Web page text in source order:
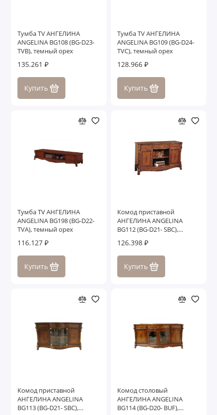
Тумба TV АНГЕЛИНА
ANGELINA BG108 (BG-D23-
TVB), темный орех
135.261 ₽
Купить
Тумба TV АНГЕЛИНА
ANGELINA BG109 (BG-D24-
TVC), темный орех
128.966 ₽
Купить
Тумба TV АНГЕЛИНА
ANGELINA BG198 (BG-D22-
TVA), темный орех
116.127 ₽
Купить
Комод приставной
АНГЕЛИНА ANGELINA
BG112 (BG-D21- SBC),
126.398 ₽
Купить
Комод приставной
АНГЕЛИНА ANGELINA
BG113 (BG-D21- SBC),
Комод столовый
АНГЕЛИНА ANGELINA
BG114 (BG-D20- BUF),